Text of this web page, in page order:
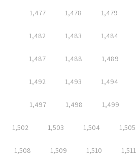
1,477 1,478 1,479
1,482 1,483 1,484
1,487 1,488 1,489
1,492 1,493 1,494
1,497 1,498 1,499
1,502 1,503 1,504 1,505
1,508 1,509 1,510 1,511